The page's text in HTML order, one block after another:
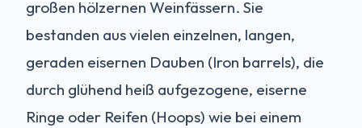
großen hölzernen Weinfässern. Sie
bestanden aus vielen einzelnen, langen,
geraden eisernen Dauben (Iron barrels), die
durch glühend heiß aufgezogene, eiserne
Ringe oder Reifen (Hoops) wie bei einem